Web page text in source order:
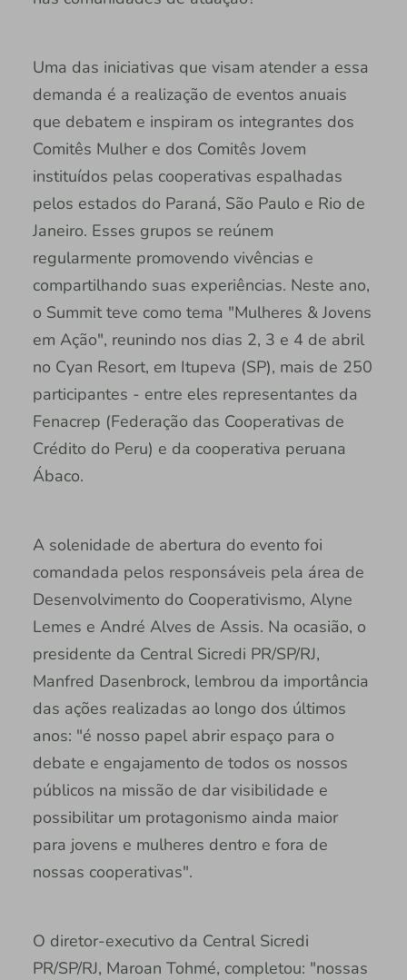
Uma das iniciativas que visam atender a essa
demanda é a realização de eventos anuais
que debatem e inspiram os integrantes dos
Comitês Mulher e dos Comitês Jovem
instituídos pelas cooperativas espalhadas
pelos estados do Paraná, São Paulo e Rio de
Janeiro. Esses grupos se reúnem
regularmente promovendo vivências e
compartilhando suas experiências. Neste ano,
o Summit teve como tema "Mulheres & Jovens
em Ação", reunindo nos dias 2, 3 e 4 de abril
no Cyan Resort, em Itupeva (SP), mais de 250
participantes - entre eles representantes da
Fenacrep (Federação das Cooperativas de
Crédito do Peru) e da cooperativa peruana
Ábaco.
A solenidade de abertura do evento foi
comandada pelos responsáveis pela área de
Desenvolvimento do Cooperativismo, Alyne
Lemes e André Alves de Assis. Na ocasião, o
presidente da Central Sicredi PR/SP/RJ,
Manfred Dasenbrock, lembrou da importância
das ações realizadas ao longo dos últimos
anos: "é nosso papel abrir espaço para o
debate e engajamento de todos os nossos
públicos na missão de dar visibilidade e
possibilitar um protagonismo ainda maior
para jovens e mulheres dentro e fora de
nossas cooperativas".
O diretor-executivo da Central Sicredi
PR/SP/RJ, Maroan Tohmé, completou: "nossas